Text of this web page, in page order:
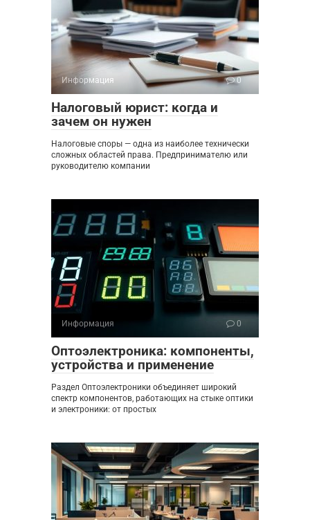
Информация 0
Налоговый юрист: когда и
зачем он нужен
Налоговые споры — одна из наиболее технически
сложных областей права. Предпринимателю или
руководителю компании
Информация 0
Оптоэлектроника: компоненты,
устройства и применение
Раздел Оптоэлектроники объединяет широкий
спектр компонентов, работающих на стыке оптики
и электроники: от простых